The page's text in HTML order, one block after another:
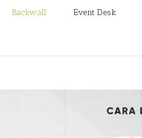
Backwall
Event Desk